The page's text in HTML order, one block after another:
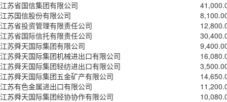
江苏省国信集团有限公司
江苏国信股份有限公司
江苏省投资管理有限责任公司
江苏省国际信托有限责任公司
江苏舜天国际集团有限公司
江苏舜天国际集团机械进出口有限公司
江苏舜天国际集团轻纺进出口有限公司
江苏舜天国际集团五金矿产有限公司
江苏有色金属进出口有限公司
江苏舜天国际集团经协协作有限公司